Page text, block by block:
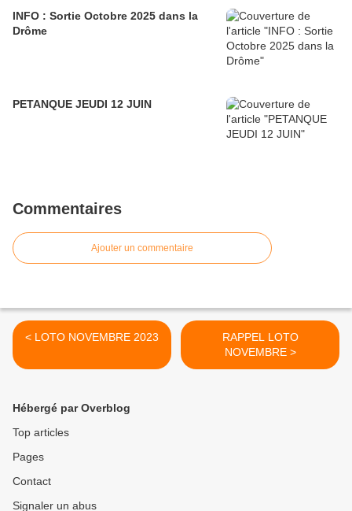
INFO : Sortie Octobre 2025 dans la
Drôme
PETANQUE JEUDI 12 JUIN
Commentaires
Ajouter un commentaire
< LOTO NOVEMBRE 2023
RAPPEL LOTO
NOVEMBRE >
Hébergé par Overblog
Top articles
Pages
Contact
Signaler un abus